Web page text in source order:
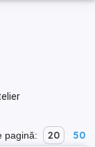
pagină: 20 50